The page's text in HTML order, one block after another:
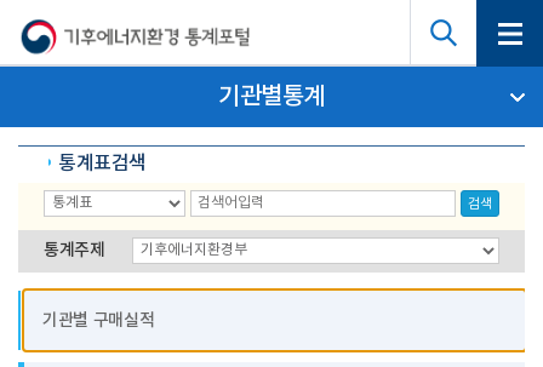
기관별통계
통계표검색
검색
통계주제
기관별 구매실적